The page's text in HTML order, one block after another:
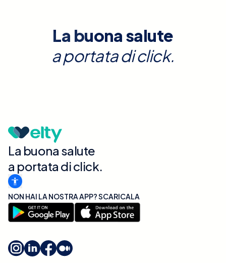
La buona salute
a portata di click.
La buona salute
a portata di click.
NON HAI LA NOSTRA APP? SCARICALA